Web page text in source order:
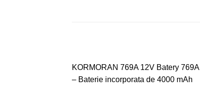
KORMORAN 769A 12V Batery 769A
– Baterie incorporata de 4000 mAh